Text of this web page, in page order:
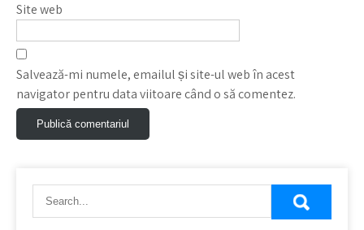
Site web
Salvează-mi numele, emailul și site-ul web în acest
navigator pentru data viitoare când o să comentez.